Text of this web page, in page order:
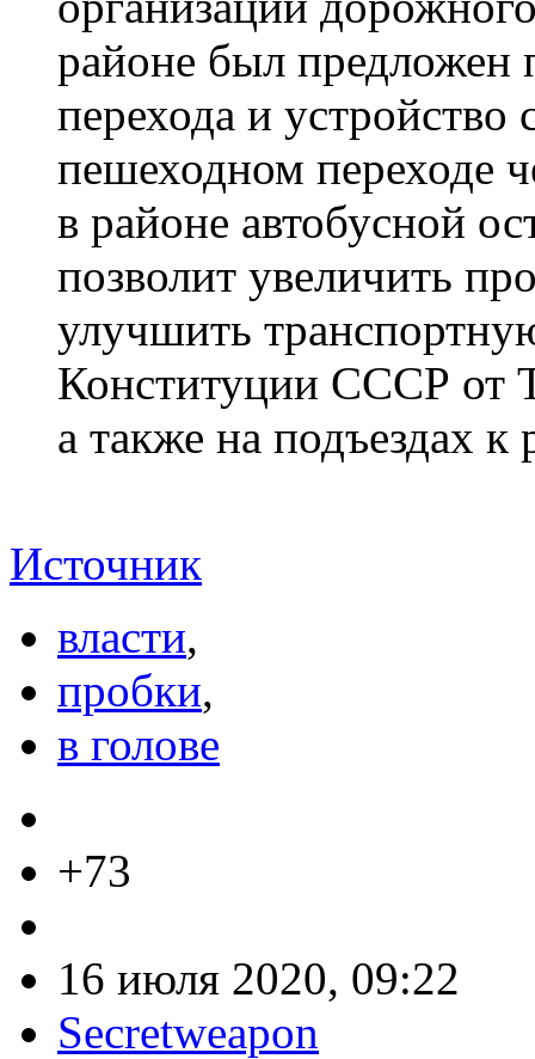
районе был предложен
перехода и устройство
пешеходном переходе
в районе автобусной
позволит увеличить
улучшить
Конституции СССР от
а также на подъездах к
Источник
власти,
пробки,
в голове
+73
16 июля 2020, 09:22
Secretweapon